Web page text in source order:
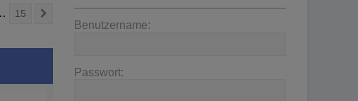
15
Benutzername:
Passwort: